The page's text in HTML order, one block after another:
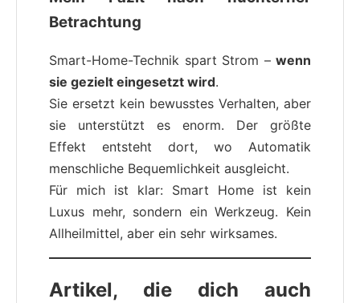
Betrachtung
Smart-Home-Technik spart Strom – wenn
sie gezielt eingesetzt wird.
Sie ersetzt kein bewusstes Verhalten, aber
sie unterstützt es enorm. Der größte
Effekt entsteht dort, wo Automatik
menschliche Bequemlichkeit ausgleicht.
Für mich ist klar: Smart Home ist kein
Luxus mehr, sondern ein Werkzeug. Kein
Allheilmittel, aber ein sehr wirksames.
Artikel, die dich auch